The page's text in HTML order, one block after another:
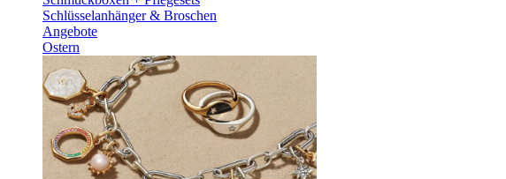
Schlüsselanhänger & Broschen
Angebote
Ostern